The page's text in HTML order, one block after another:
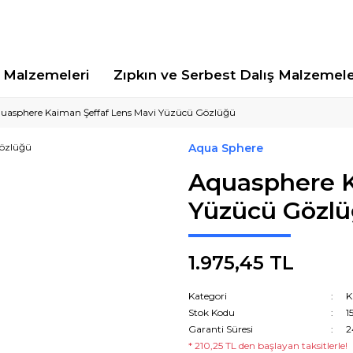
Malzemeleri Zıpkın ve Serbest Dalış
Kaiman Şeffaf Lens Mavi Yüzücü Gözlüğü
Aqua Sphere
Aquasphere
Yüzücü
1.975,45 TL
Kategori
Stok Kodu
Garanti Süresi
* 210,25 TL den başlayan taksitlerle!